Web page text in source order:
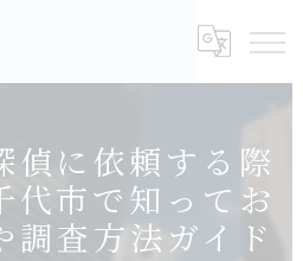
偵に依頼する際
代市で知ってお
調査方法ガイド